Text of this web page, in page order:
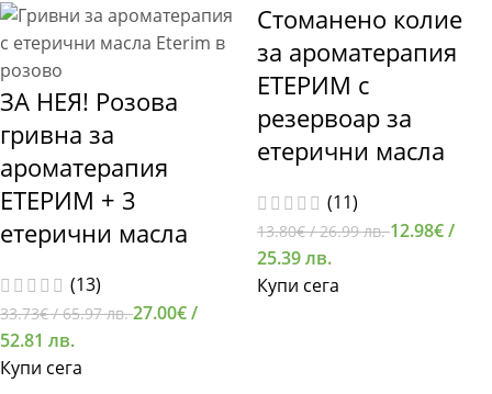
ЗА НЕЯ! Розова
гривна за
ароматерапия
ЕТЕРИМ + 3
етерични масла
(13)
33.73€/ 65.97 лв.27.00€/
52.81 лв.
Купи сега
Стоманено колие
за ароматерапия
ЕТЕРИМ с
резервоар за
етерични масла
(11)
13.80€/ 26.99 лв.12.98€/
25.39 лв.
Купи сега